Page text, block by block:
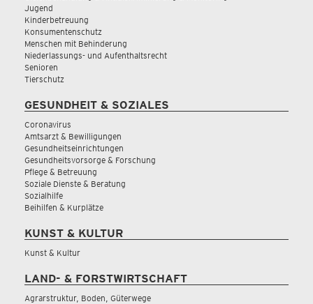
Jugend
Kinderbetreuung
Konsumentenschutz
Menschen mit Behinderung
Niederlassungs- und Aufenthaltsrecht
Senioren
Tierschutz
GESUNDHEIT & SOZIALES
Coronavirus
Amtsarzt & Bewilligungen
Gesundheitseinrichtungen
Gesundheitsvorsorge & Forschung
Pflege & Betreuung
Soziale Dienste & Beratung
Sozialhilfe
Beihilfen & Kurplätze
KUNST & KULTUR
Kunst & Kultur
LAND- & FORSTWIRTSCHAFT
Agrarstruktur, Boden, Güterwege